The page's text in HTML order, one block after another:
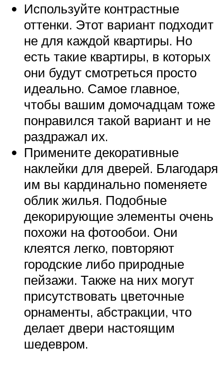
Используйте контрастные
оттенки. Этот вариант подходит
не для каждой квартиры. Но
есть такие квартиры, в которых
они будут смотреться просто
идеально. Самое главное,
чтобы вашим домочадцам тоже
понравился такой вариант и не
раздражал их.
Примените декоративные
наклейки для дверей. Благодаря
им вы кардинально поменяете
облик жилья. Подобные
декорирующие элементы очень
похожи на фотообои. Они
клеятся легко, повторяют
городские либо природные
пейзажи. Также на них могут
присутствовать цветочные
орнаменты, абстракции, что
делает двери настоящим
шедевром.